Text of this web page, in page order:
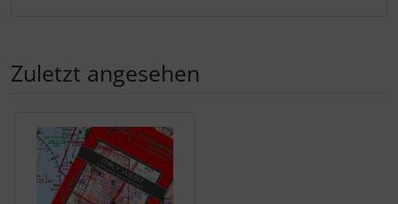
Zuletzt angesehen